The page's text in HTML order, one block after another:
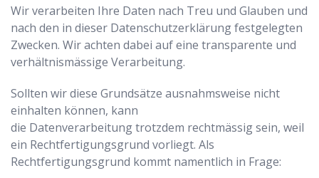
Wir verarbeiten Ihre Daten nach Treu und Glauben und
nach den in dieser Datenschutzerklärung festgelegten
Zwecken. Wir achten dabei auf eine transparente und
verhältnismässige Verarbeitung.
Sollten wir diese Grundsätze ausnahmsweise nicht
einhalten können, kann
die Datenverarbeitung trotzdem rechtmässig sein, weil
ein Rechtfertigungsgrund vorliegt. Als
Rechtfertigungsgrund kommt namentlich in Frage: